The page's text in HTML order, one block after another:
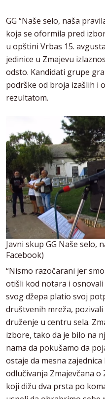
GG “Naše selo, naša
koja se oformila pred
u opštini Vrbas 15.
jedinice u Zmajevu
odsto. Kandidati grupe
podrške od broja izašlih i
rezultatom.
Javni skup GG Naše selo,
Facebook)
“Nismo razočarani jer
otišli kod notara i
svog džepa platio svoj
društvenih mreža,
druženje u centru sela.
izbore, tako da je bilo na
nama da pokušamo da
ostaje da mesna
odlučivanja Zmajevčana o
koji dižu dva prsta po